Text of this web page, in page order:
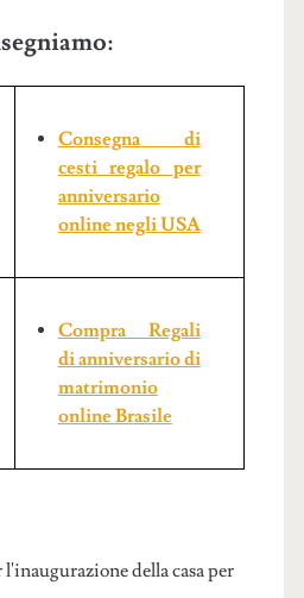
Consegna di
cesti regalo per
anniversario
online negli USA
Compra Regali
di anniversario di
matrimonio
online Brasile
della casa per